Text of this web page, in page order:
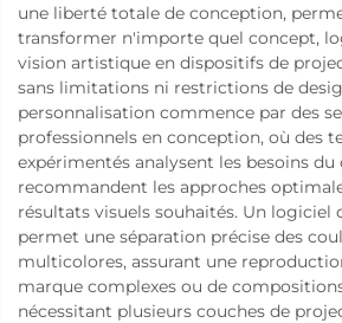
une liberté totale de conception,
transformer n'importe quel concept,
vision artistique en dispositifs de
sans limitations ni restrictions de
personnalisation commence par des
professionnels en conception, où des
expérimentés analysent les besoins du
recommandent les approches
résultats visuels souhaités. Un logiciel
permet une séparation précise des
multicolores, assurant une
marque complexes ou de
nécessitant plusieurs couches de